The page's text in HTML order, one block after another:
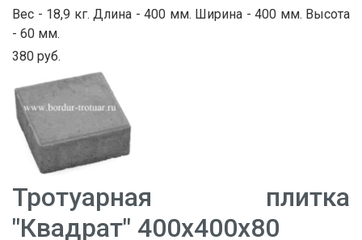
Вес - 18,9 кг. Длина - 400 мм. Ширина - 400 мм. Высота
- 60 мм.
380 руб.
Тротуарная плитка
"Квадрат" 400х400х80